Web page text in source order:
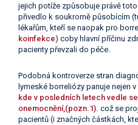
jejich potíže způsobuje právě
přivedlo k soukromě působícím
lékařům, kteří se naopak pro
koinfekce) coby hlavní příčinu
pacienty převzali do péče.
Podobná kontroverze stran
lymeské borreliózy panuje nejen
kde v posledních letech vedle
onemocnění,(pozn.1). což se
pacientů (i značných částkách,